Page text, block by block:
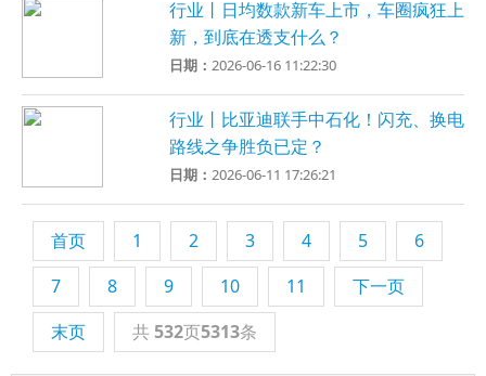
行业丨日均数款新车上市，车圈疯狂上
新，到底在透支什么？
日期：2026-06-16 11:22:30
行业丨比亚迪联手中石化！闪充、换电
路线之争胜负已定？
日期：2026-06-11 17:26:21
首页 1 2 3 4 5
6
7
8 9 10 11
下一页
末页
共 532页5313条